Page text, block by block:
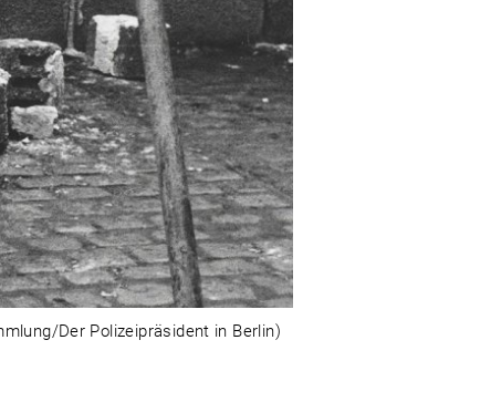
Der Polizeipräsident in Berlin)